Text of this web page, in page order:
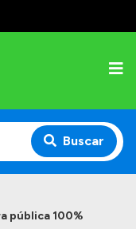
Buscar
pública 100%